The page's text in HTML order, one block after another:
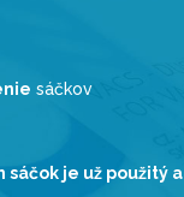
sáčkov
sáčok je už použitý a